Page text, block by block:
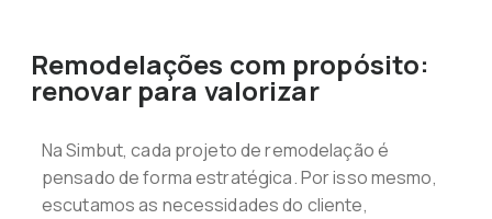
Remodelações com propósito:
renovar para valorizar
Na Simbut, cada projeto de remodelação é
pensado de forma estratégica. Por isso mesmo,
escutamos as necessidades do cliente,